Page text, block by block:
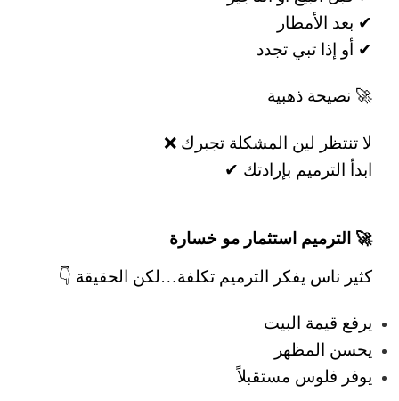
✔ بعد الأمطار
✔ أو إذا تبي تجدد
🚀 نصيحة ذهبية
لا تنتظر لين المشكلة تجبرك ❌
ابدأ الترميم بإرادتك ✔
🚀 الترميم استثمار مو خسارة
كثير ناس يفكر الترميم تكلفة…لكن الحقيقة 👇
يرفع قيمة البيت
يحسن المظهر
يوفر فلوس مستقبلاً